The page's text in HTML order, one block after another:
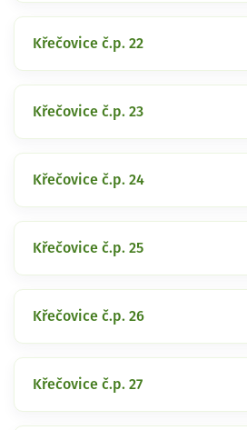
Křečovice č.p. 22
Křečovice č.p. 23
Křečovice č.p. 24
Křečovice č.p. 25
Křečovice č.p. 26
Křečovice č.p. 27